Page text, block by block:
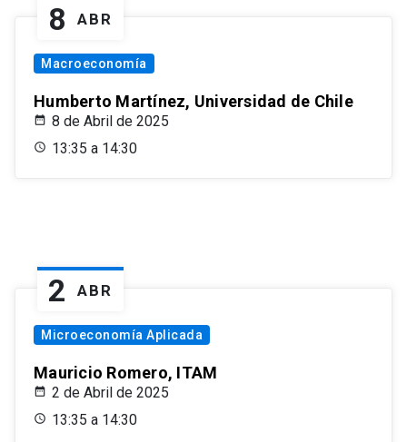
8 ABR
Macroeconomía
Humberto Martínez, Universidad de Chile
8 de Abril de 2025
13:35 a 14:30
2 ABR
Microeconomía Aplicada
Mauricio Romero, ITAM
2 de Abril de 2025
13:35 a 14:30